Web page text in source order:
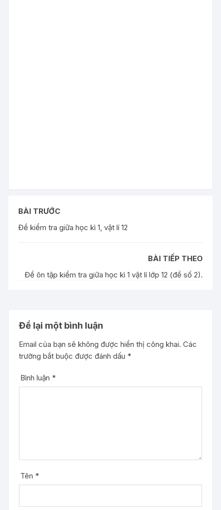
BÀI TRƯỚC
Đề kiểm tra giữa học kì 1, vật lí 12
BÀI TIẾP THEO
Đề ôn tập kiểm tra giữa học kì 1 vật lí lớp 12 (đề số 2).
Để lại một bình luận
Email của bạn sẽ không được hiển thị công khai. Các
trường bắt buộc được đánh dấu *
Bình luận *
Tên *